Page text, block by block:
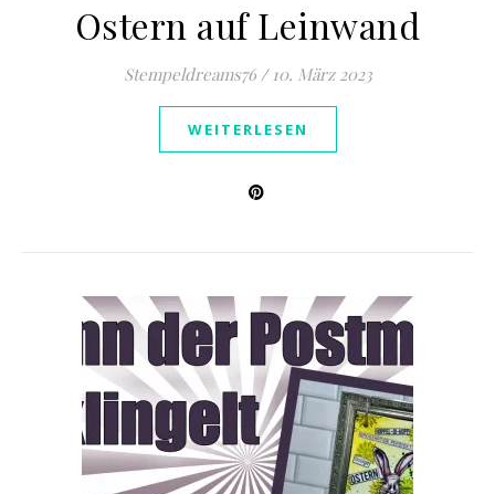
Ostern auf Leinwand
Stempeldreams76 / 10. März 2023
WEITERLESEN